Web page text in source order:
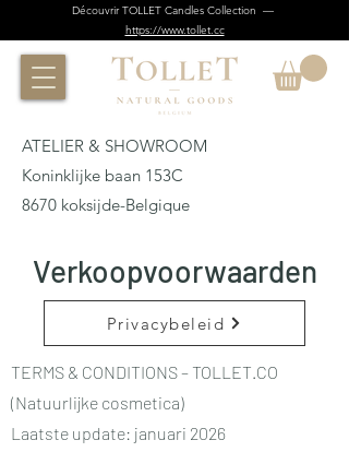
Découvrir TOLLET Candles Collection —
https://www.tollet.cc
ATELIER & SHOWROOM
Koninklijke baan 153C
8670 koksijde-Belgique
Verkoopvoorwaarden
Privacybeleid
TERMS & CONDITIONS – TOLLET.CO
(Natuurlijke cosmetica)
Laatste update: januari 2026